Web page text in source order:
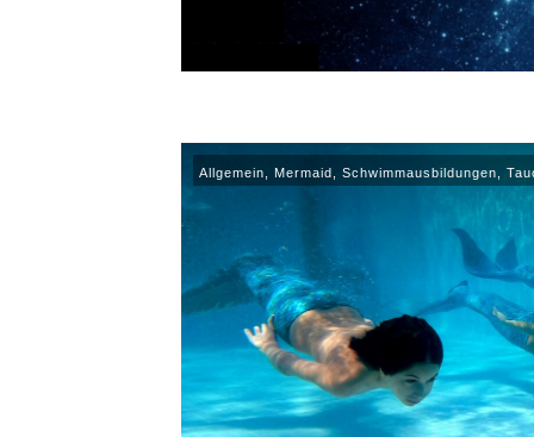
Allgemein Mermaid Schwimmausbildungen